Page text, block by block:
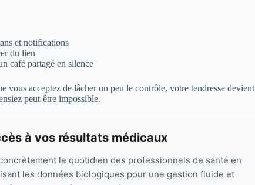
et notifications
du lien
café partagé en silence
vous acceptez de lâcher un peu le contrôle, votre tendresse devient
peut-être impossible.
à vos résultats médicaux
le quotidien des professionnels de santé en
les données biologiques pour une gestion fluide et